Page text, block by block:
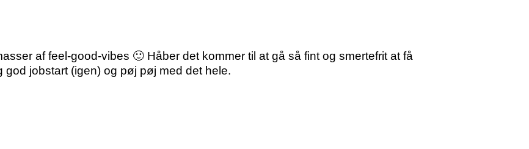
af feel-good-vibes 🙂 Håber det kommer til at gå så fint og smertefrit at få
god jobstart (igen) og pøj pøj med det hele.